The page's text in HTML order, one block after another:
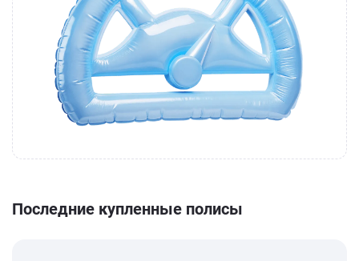
Последние купленные полисы